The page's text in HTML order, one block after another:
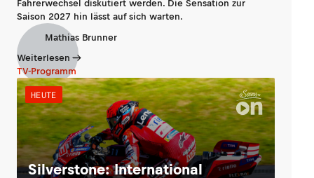
Fahrerwechsel diskutiert werden. Die Sensation zur
Saison 2027 hin lässt auf sich warten.
Mathias Brunner
Weiterlesen
TV-Programm
HEUTE
Silverstone: International